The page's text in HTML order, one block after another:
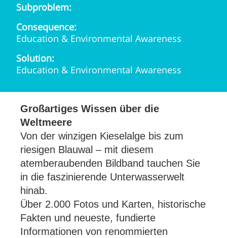
Subproblem:
Consequence:
Education & Environmental Awareness
Solution:
Education & Environmental Awareness
Großartiges Wissen über die
Weltmeere
Von der winzigen Kieselalge bis zum
riesigen Blauwal – mit diesem
atemberaubenden Bildband tauchen Sie
in die faszinierende Unterwasserwelt
hinab.
Über 2.000 Fotos und Karten, historische
Fakten und neueste, fundierte
Informationen von renommierten